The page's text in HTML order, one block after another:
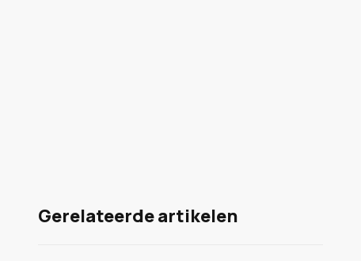
Gerelateerde artikelen